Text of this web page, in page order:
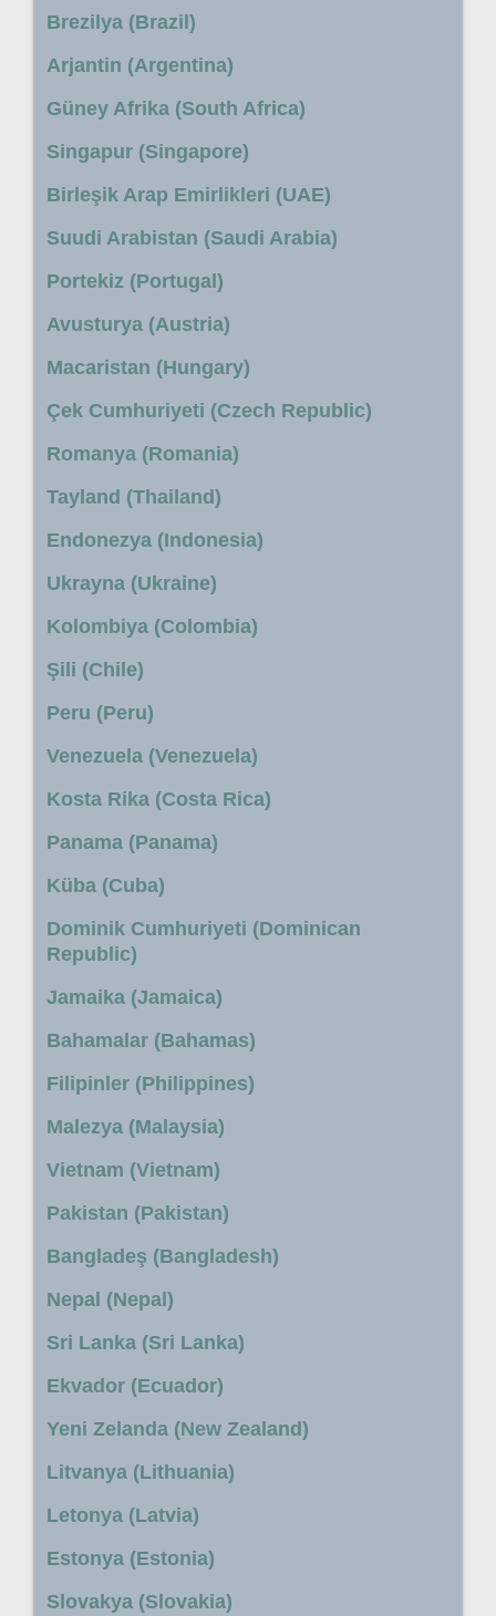
Brezilya (Brazil)
Arjantin (Argentina)
Güney Afrika (South Africa)
Singapur (Singapore)
Birleşik Arap Emirlikleri (UAE)
Suudi Arabistan (Saudi Arabia)
Portekiz (Portugal)
Avusturya (Austria)
Macaristan (Hungary)
Çek Cumhuriyeti (Czech Republic)
Romanya (Romania)
Tayland (Thailand)
Endonezya (Indonesia)
Ukrayna (Ukraine)
Kolombiya (Colombia)
Şili (Chile)
Peru (Peru)
Venezuela (Venezuela)
Kosta Rika (Costa Rica)
Panama (Panama)
Küba (Cuba)
Dominik Cumhuriyeti (Dominican
Republic)
Jamaika (Jamaica)
Bahamalar (Bahamas)
Filipinler (Philippines)
Malezya (Malaysia)
Vietnam (Vietnam)
Pakistan (Pakistan)
Bangladeş (Bangladesh)
Nepal (Nepal)
Sri Lanka (Sri Lanka)
Ekvador (Ecuador)
Yeni Zelanda (New Zealand)
Litvanya (Lithuania)
Letonya (Latvia)
Estonya (Estonia)
Slovakya (Slovakia)